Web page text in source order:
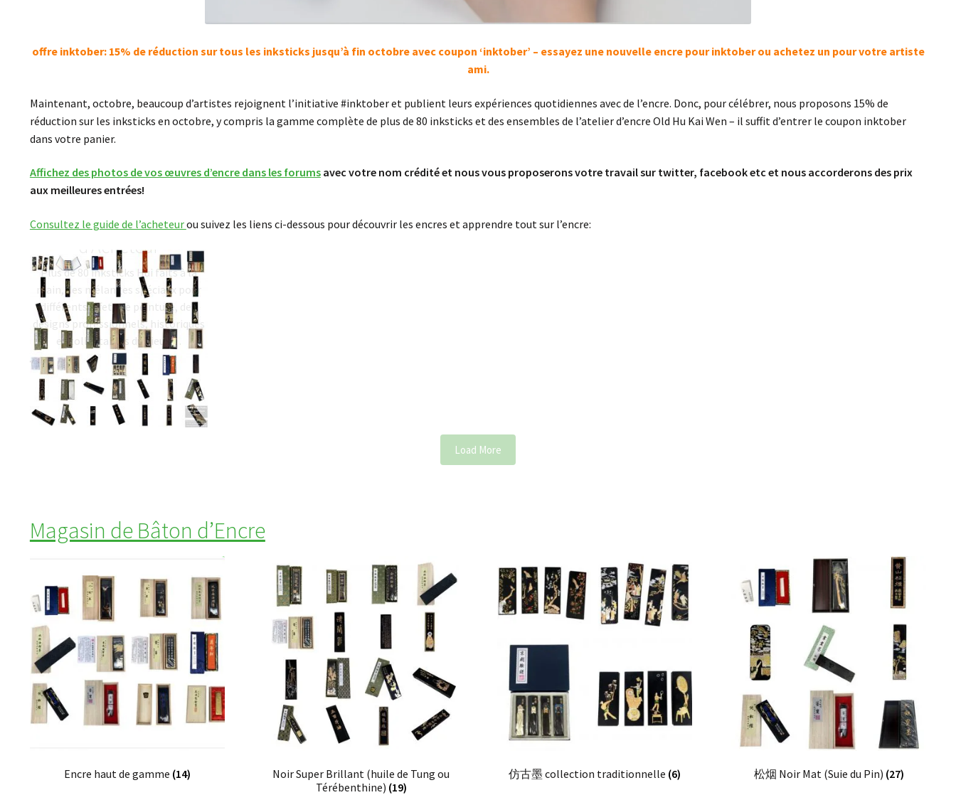
offre inktober: 15% de réduction sur tous les inksticks jusqu’à fin octobre avec coupon ‘inktober’ – essayez une nouvelle encre pour inktober ou achetez un pour votre artiste
ami.
Maintenant, octobre, beaucoup d’artistes rejoignent l’initiative #inktober et publient leurs expériences quotidiennes avec de l’encre. Donc, pour célébrer, nous proposons 15% de
réduction sur les inksticks en octobre, y compris la gamme complète de plus de 80 inksticks et des ensembles de l’atelier d’encre Old Hu Kai Wen – il suffit d’entrer le coupon inktober
dans votre panier.
Affichez des photos de vos œuvres d’encre dans les forumsavec votre nom crédité et nous vous proposerons votre travail sur twitter, facebook etc et nous accorderons des prix
aux meilleures entrées!
Consultez le guide de l’acheteurou suivez les liens ci-dessous pour découvrir les encres et apprendre tout sur l’encre:
Bâton d’Encre – Guide
d’Acheteur
Plus de 80 inksticks Hui faits à la
main, des mélanges spéciaux pour
différents effets de peinture, des
designs professionnels, historiques
et collectables du Vieux…
Load More
Magasin de Bâton d’Encre
Encre haut de gamme (14)
Noir Super Brillant (huile de Tung ou
Térébenthine) (19)
仿古墨 collection traditionnelle (6) 松烟 Noir Mat (Suie du Pin) (27)